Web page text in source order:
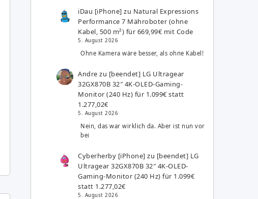
iDau [iPhone] zu Natural Expressions
Performance 7 Mähroboter (ohne
Kabel, 500 m²) für 669,99€ mit Code
5. August 2026
Ohne Kamera wäre besser, als ohne Kabel!
Andre zu [beendet] LG Ultragear
32GX870B 32″ 4K-OLED-Gaming-
Monitor (240 Hz) für 1.099€ statt
1.277,02€
5. August 2026
Nein, das war wirklich da. Aber ist nun vor
bei
Cyberherby [iPhone] zu [beendet] LG
Ultragear 32GX870B 32″ 4K-OLED-
Gaming-Monitor (240 Hz) für 1.099€
statt 1.277,02€
5. August 2026